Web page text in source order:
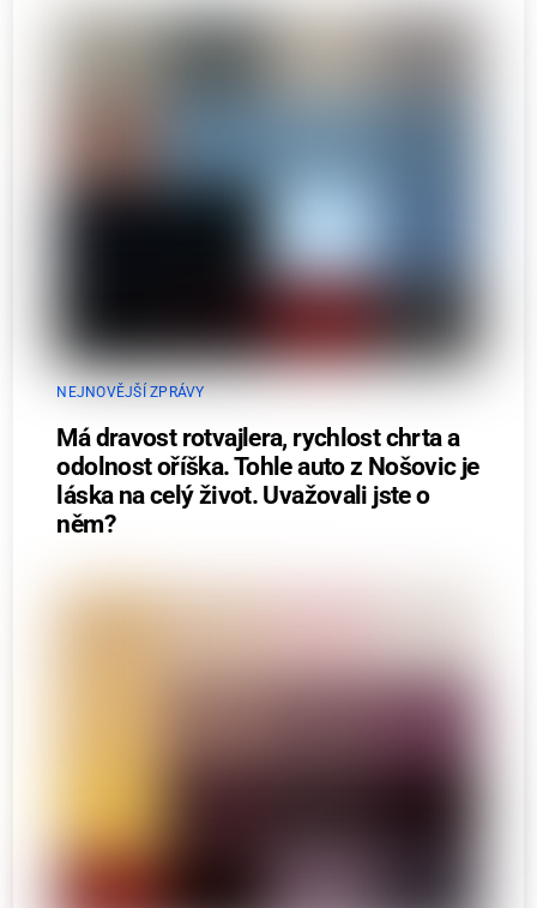
NEJNOVĚJŠÍ ZPRÁVY
Má dravost rotvajlera, rychlost chrta a
odolnost oříška. Tohle auto z Nošovic je
láska na celý život. Uvažovali jste o
něm?